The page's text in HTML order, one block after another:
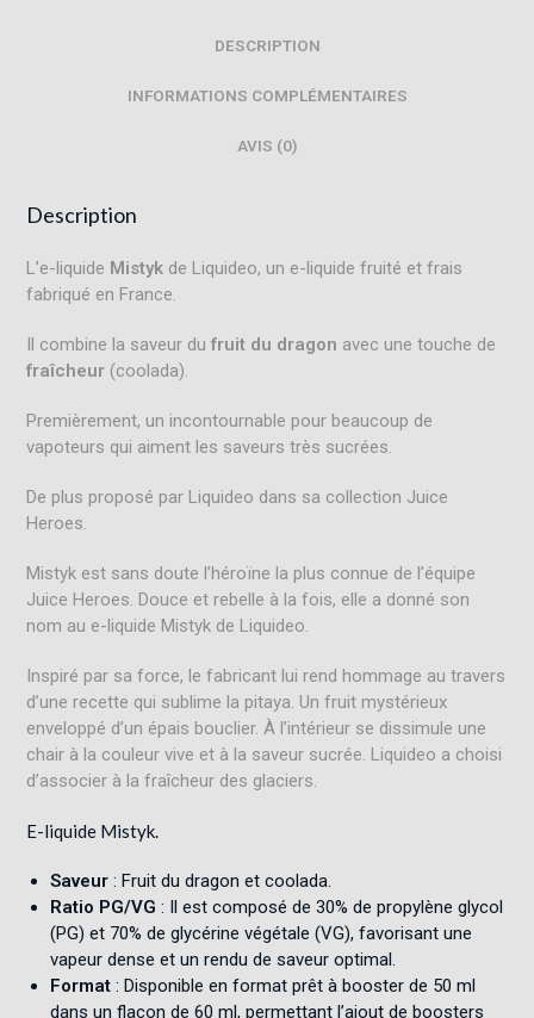
DESCRIPTION
INFORMATIONS COMPLÉMENTAIRES
AVIS (0)
Description
L’e-liquide Mistyk de Liquideo, un e-liquide fruité et frais
fabriqué en France.
Il combine la saveur dufruit du dragon avec une touche de
fraîcheur (coolada)
Premièrement, un incontournable pour beaucoup de
vapoteurs qui aiment les saveurs très sucrées.
De plus proposé par Liquideo dans sa collection Juice
Heroes
Mistyk est sans doute l’héroïne la plus connue de l’équipe
Juice Heroes. Douce et rebelle à la fois, elle a donné son
nom au e-liquide Mistyk de Liquideo.
Inspiré par sa force, le fabricant lui rend hommage au travers
d’une recette qui sublime la pitaya. Un fruit mystérieux
enveloppé d’un épais bouclier. À l’intérieur se dissimule une
chair à la couleur vive et à la saveur sucrée. Liquideo a choisi
d’associer à la fraîcheur des glaciers.
E-liquide Mistyk.
Saveur : Fruit du dragon et coolada
Ratio PG/VG : Il est composé de 30% de propylène glycol
(PG) et 70% de glycérine végétale (VG), favorisant une
vapeur dense et un rendu de saveur optimal
Format : Disponible en format prêt à booster de 50 ml
dans un flacon de 60 ml, permettant l’ajout de boosters